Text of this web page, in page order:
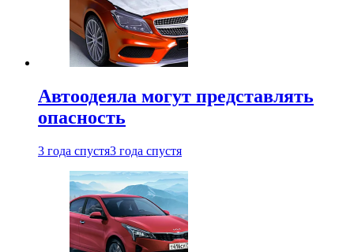
Автоодеяла могут представлять
опасность
3 года спустя3 года спустя